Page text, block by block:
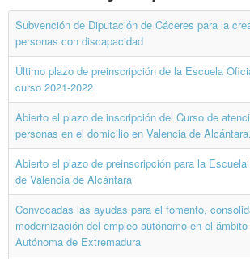
Subvención de Diputación de Cáceres para la
personas con discapacidad
Último plazo de preinscripción de la Escuela
curso 2021-2022
Abierto el plazo de inscripción del Curso de
personas en el domicilio en Valencia de Alcántara.
Abierto el plazo de preinscripción para la
de Valencia de Alcántara
Convocadas las ayudas para el fomento,
modernización del empleo autónomo en el
Autónoma de Extremadura